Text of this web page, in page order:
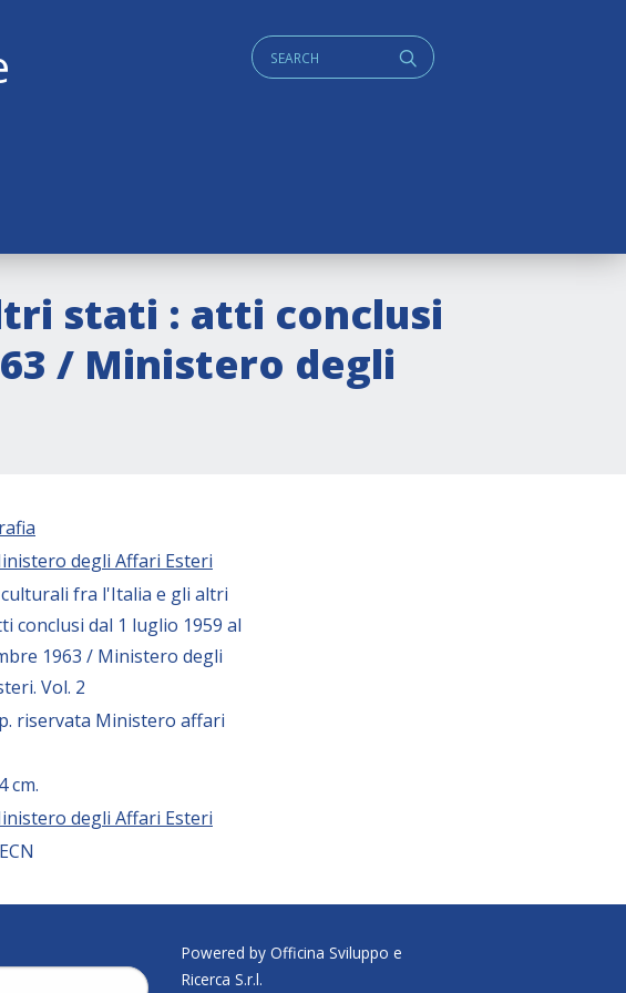
q
Cerca:
stati : atti conclusi
/ Ministero degli
degli Affari Esteri
fra l'Italia e gli altri
conclusi dal 1 luglio 1959 al
1963 / Ministero degli
Vol. 2
riservata Ministero affari
cm.
degli Affari Esteri
Powered by Officina Sviluppo e
Ricerca S.r.l.